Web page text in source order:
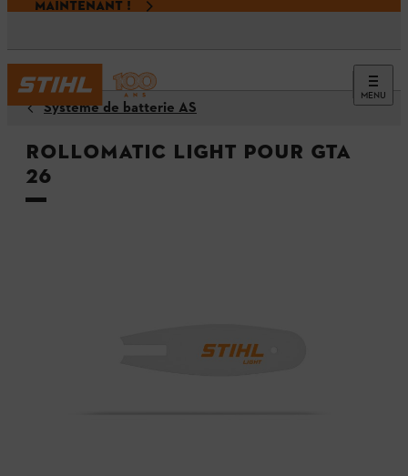
MAINTENANT !
MENU
Système de batterie AS
Rollomatic Light pour GTA
26